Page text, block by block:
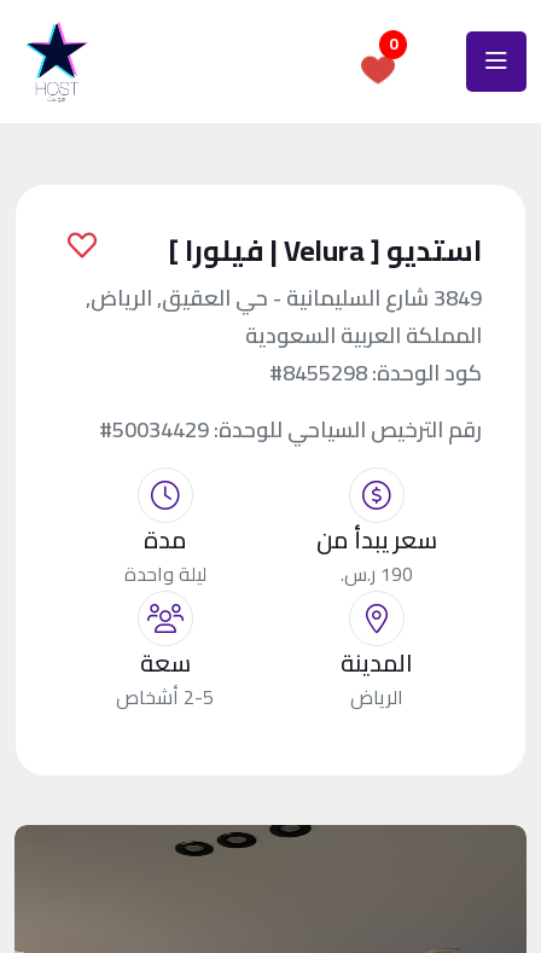
0
استديو [ Velura | فيلورا ]
3849 شارع السليمانية - حي العقيق, الرياض,
المملكة العربية السعودية
كود الوحدة:#8455298
رقم الترخيص السياحي للوحدة:#50034429
سعر يبدأ من
190 ر.س.
مدة
ليلة واحدة
المدينة
الرياض
سعة
2-5 أشخاص